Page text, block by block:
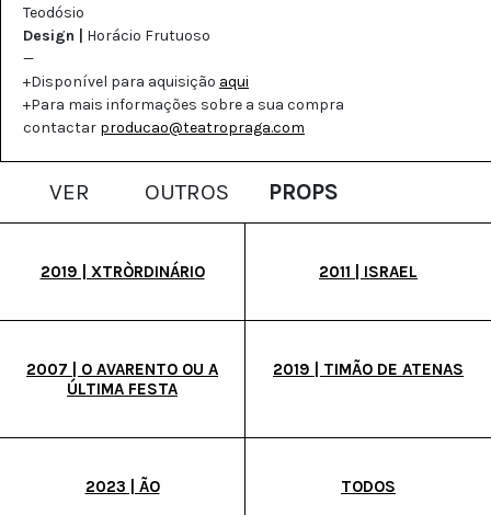
Teodósio
Design |
Horácio Frutuoso
—
+Disponível para aquisição aqui
+Para mais informações sobre a sua compra
contactar producao@teatropraga.com
VER OUTROS PROPS
2019 | XTRÒRDINÁRIO 2011 | ISRAEL
2007 | O AVARENTO OU A
ÚLTIMA FESTA
2019 | TIMÃO DE ATENAS
2023 | ÃO TODOS